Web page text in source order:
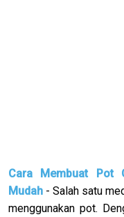
Cara Membuat Pot
Mudah - Salah satu
menggunakan pot.